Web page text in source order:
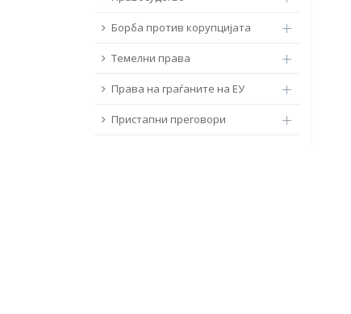
Борба против корупцијата
Темелни права
Права на граѓаните на ЕУ
Пристапни преговори